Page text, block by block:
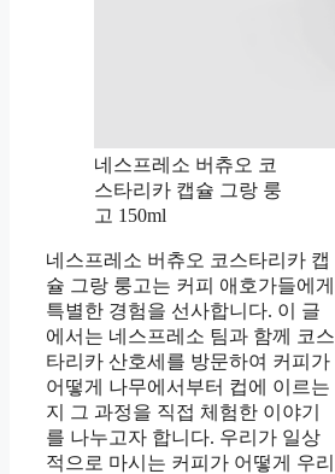
네스프레소 버츄오 코
스타리카 캡슐 그랑 룽
고 150ml
네스프레소 버츄오 코스타리카 캡
슐 그랑 룽고는 커피 애호가들에게
특별한 경험을 선사합니다. 이 글
에서는 네스프레소 팀과 함께 코스
타리카 산호세를 방문하여 커피가
어떻게 나무에서부터 컵에 이르는
지 그 과정을 직접 체험한 이야기
를 나누고자 합니다. 우리가 일상
적으로 마시는 커피가 어떻게 우리